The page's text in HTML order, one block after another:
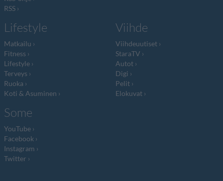
RSS
Lifestyle
Matkailu
Fitness
Lifestyle
Terveys
Ruoka
Koti & Asuminen
Viihde
Viihdeuutiset
StaraTV
Autot
Digi
Pelit
Elokuvat
Some
YouTube
Facebook
Instagram
Twitter